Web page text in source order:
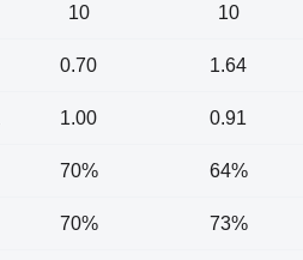
10 10
0.70 1.64
1.00 0.91
70% 64%
70% 73%